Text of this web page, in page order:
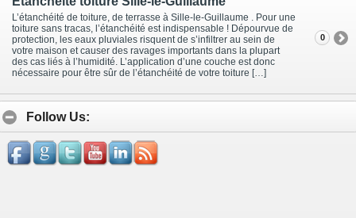
L’étanchéité de toiture, de terrasse à Sille-le-Guillaume . Pour une
toiture sans tracas, l’étanchéité est indispensable ! Dépourvue de
protection, les eaux pluviales risquent de s’infiltrer au sein de
votre maison et causer des ravages importants dans la plupart
des cas liés à l’humidité. L’application d’une couche est donc
nécessaire pour être sûr de l’étanchéité de votre toiture […]
0
Follow Us: